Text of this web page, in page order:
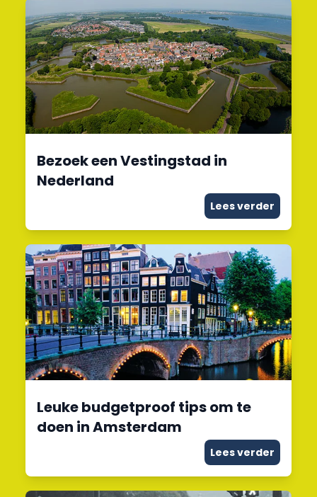
Bezoek een Vestingstad in
Nederland
Lees verder
Leuke budgetproof tips om te
doen in Amsterdam
Lees verder